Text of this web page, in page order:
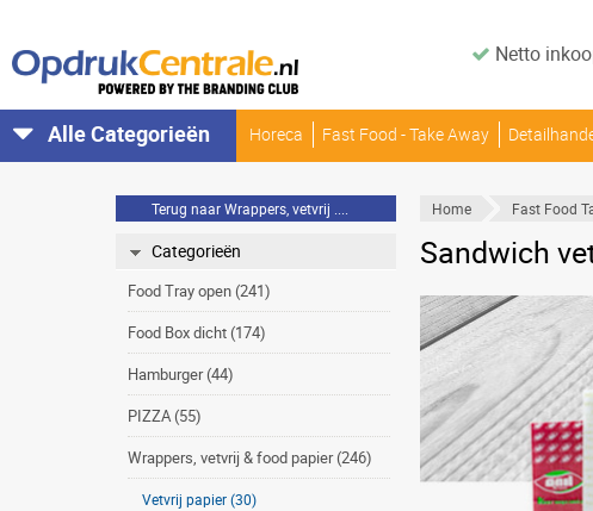
Netto
Horeca Fast Food - Take Away
Alle Categorieën
Terug naar Wrappers, vetvrij ....
Categorieën
Food Tray open (241)
Food Box dicht (174)
Hamburger (44)
PIZZA (55)
Wrappers, vetvrij & food papier (246)
Vetvrij papier (30)
Home Fast Food
Sandwich